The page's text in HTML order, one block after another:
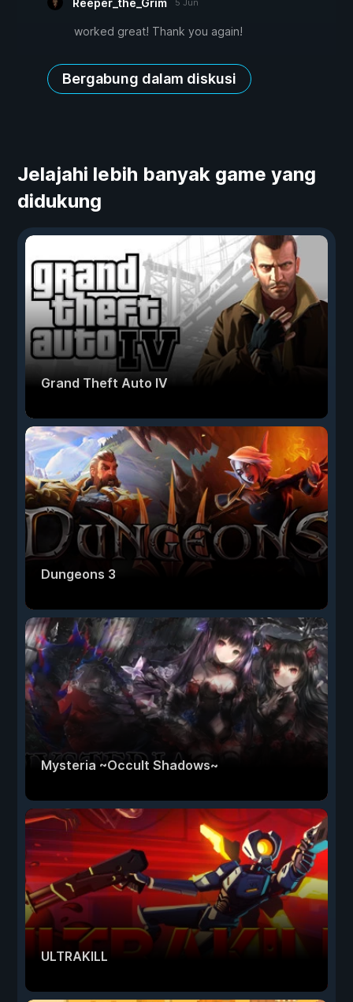
worked great! Thank you again!
Bergabung dalam diskusi
Jelajahi lebih banyak game yang
didukung
Grand Theft Auto IV
Dungeons 3
Mysteria ~Occult Shadows~
ULTRAKILL